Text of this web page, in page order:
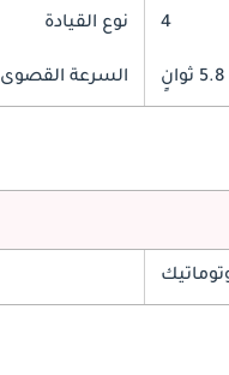
4 نوع القيادة
5.8 ثوانٍ السرعة القصوى